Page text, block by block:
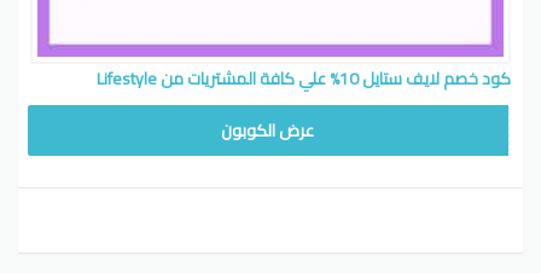
كود خصم لايف ستايل 10% علي كافة المشتريات من Lifestyle
عرض الكوبون